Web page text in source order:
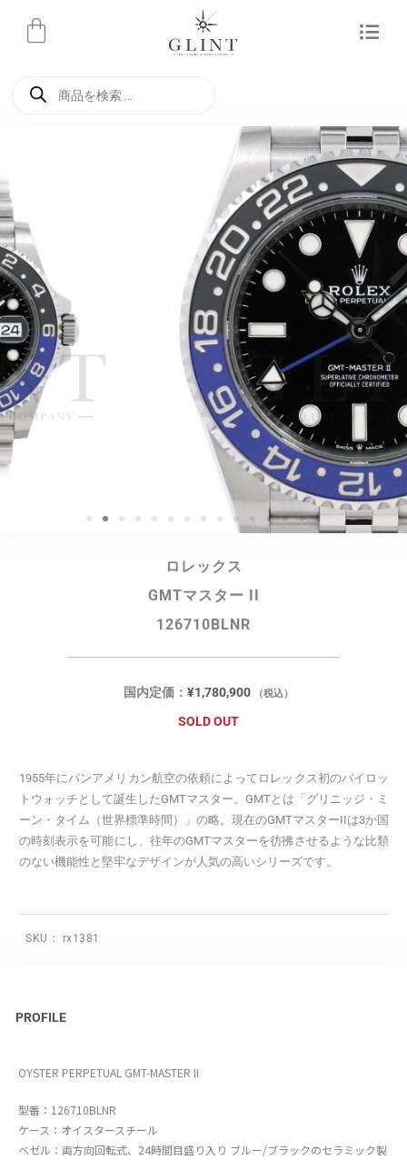
ロレックス
GMTマスター II
126710BLNR
国内定価： ¥1,780,900 （税込）
SOLD OUT
1955年にパンアメリカン航空の依頼によってロレックス初のパイロッ
トウォッチとして誕生したGMTマスター。GMTとは「グリニッジ・ミ
ーン・タイム（世界標準時間）」の略。現在のGMTマスターIIは3か国
の時刻表示を可能にし、往年のGMTマスターを彷彿させるような比類
のない機能性と堅牢なデザインが人気の高いシリーズです。
SKU： rx1381
PROFILE
OYSTER PERPETUAL GMT-MASTER II
型番：126710BLNR
ケース：オイスタースチール
ベゼル：両方向回転式、24時間目盛り入り ブルー/ブラックのセラミック製